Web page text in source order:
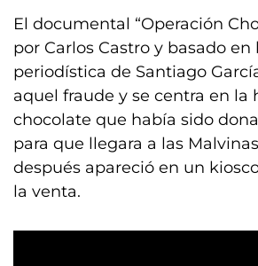
El documental “Operación
por Carlos Castro y basado
periodística de Santiago
aquel fraude y se centra en la
chocolate que había sido
para que llegara a las
después apareció en un
la venta.